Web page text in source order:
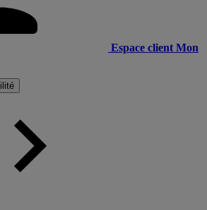
Espace client Mon